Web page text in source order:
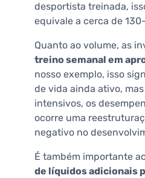
desportista treinada,
equivale a cerca de
Quanto ao volume, as
treino semanal em
nosso exemplo, isso
de vida ainda ativo,
intensivos, os
ocorre uma
negativo no
É também importante
de líquidos adicionais